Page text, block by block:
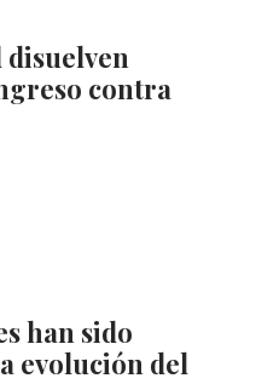
disuelven
contra
han sido
evolución del